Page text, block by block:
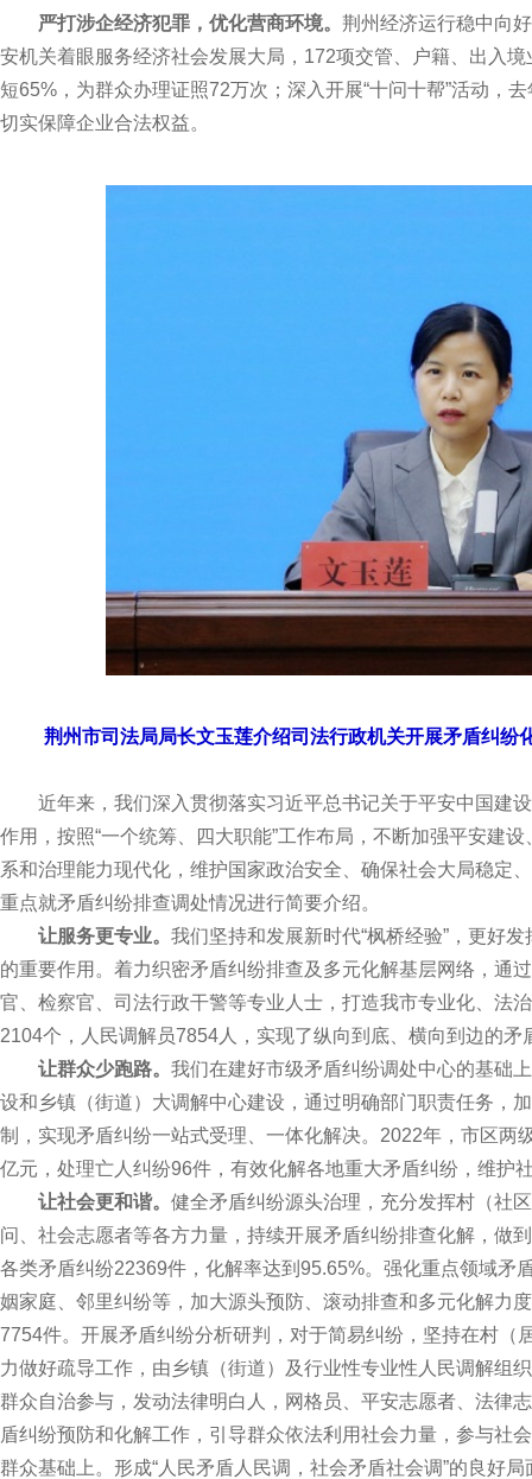
严打涉企经济犯罪，优化营商环境。 荆州经济运行稳中向
安机关着眼服务经济社会发展大局，172项交管、户籍、出入
短65%，为群众办理证照72万次；深入开展“十问十帮”活动，
切实保障企业合法权益。
荆州市司法局局长文玉莲介绍司法行政机关开展矛盾纠纷
近年来，我们深入贯彻落实习近平总书记关于平安中国建
作用，按照“一个统筹、四大职能”工作布局，不断加强平安建
系和治理能力现代化，维护国家政治安全、确保社会大局稳定
重点就矛盾纠纷排查调处情况进行简要介绍。
让服务更专业。 我们坚持和发展新时代“枫桥经验”，更好
的重要作用。着力织密矛盾纠纷排查及多元化解基层网络，通
官、检察官、司法行政干警等专业人士，打造我市专业化、法
2104个，人民调解员7854人，实现了纵向到底、横向到边的矛
让群众少跑路。 我们在建好市级矛盾纠纷调处中心的基础
设和乡镇（街道）大调解中心建设，通过明确部门职责任务，
制，实现矛盾纠纷一站式受理、一体化解决。2022年，市区两
亿元，处理亡人纠纷96件，有效化解各地重大矛盾纠纷，维护
让社会更和谐。 健全矛盾纠纷源头治理，充分发挥村（社
问、社会志愿者等各方力量，持续开展矛盾纠纷排查化解，做
各类矛盾纠纷22369件，化解率达到95.65%。强化重点领域矛
姻家庭、邻里纠纷等，加大源头预防、滚动排查和多元化解力
7754件。开展矛盾纠纷分析研判，对于简易纠纷，坚持在村（
力做好疏导工作，由乡镇（街道）及行业性专业性人民调解组
群众自治参与，发动法律明白人，网格员、平安志愿者、法律
盾纠纷预防和化解工作，引导群众依法利用社会力量，参与社
群众基础上。形成“人民矛盾人民调，社会矛盾社会调”的良好局